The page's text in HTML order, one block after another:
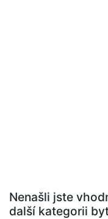
Nenašli jste
další kategorii